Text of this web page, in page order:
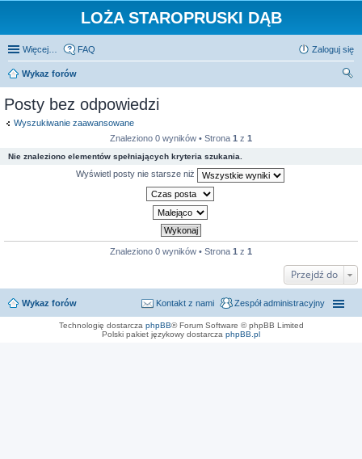
LOŻA STAROPRUSKI DĄB
Więcej… FAQ Zaloguj się
Wykaz forów
Posty bez odpowiedzi
Wyszukiwanie zaawansowane
Znaleziono 0 wyników • Strona 1 z 1
Nie znaleziono elementów spełniających kryteria szukania.
Wyświetl posty nie starsze niż
Znaleziono 0 wyników • Strona 1 z 1
Przejdź do
Wykaz forów Zespół administracyjny
Kontakt z nami
Technologię dostarcza phpBB® Forum Software © phpBB Limited
Polski pakiet językowy dostarcza phpBB.pl